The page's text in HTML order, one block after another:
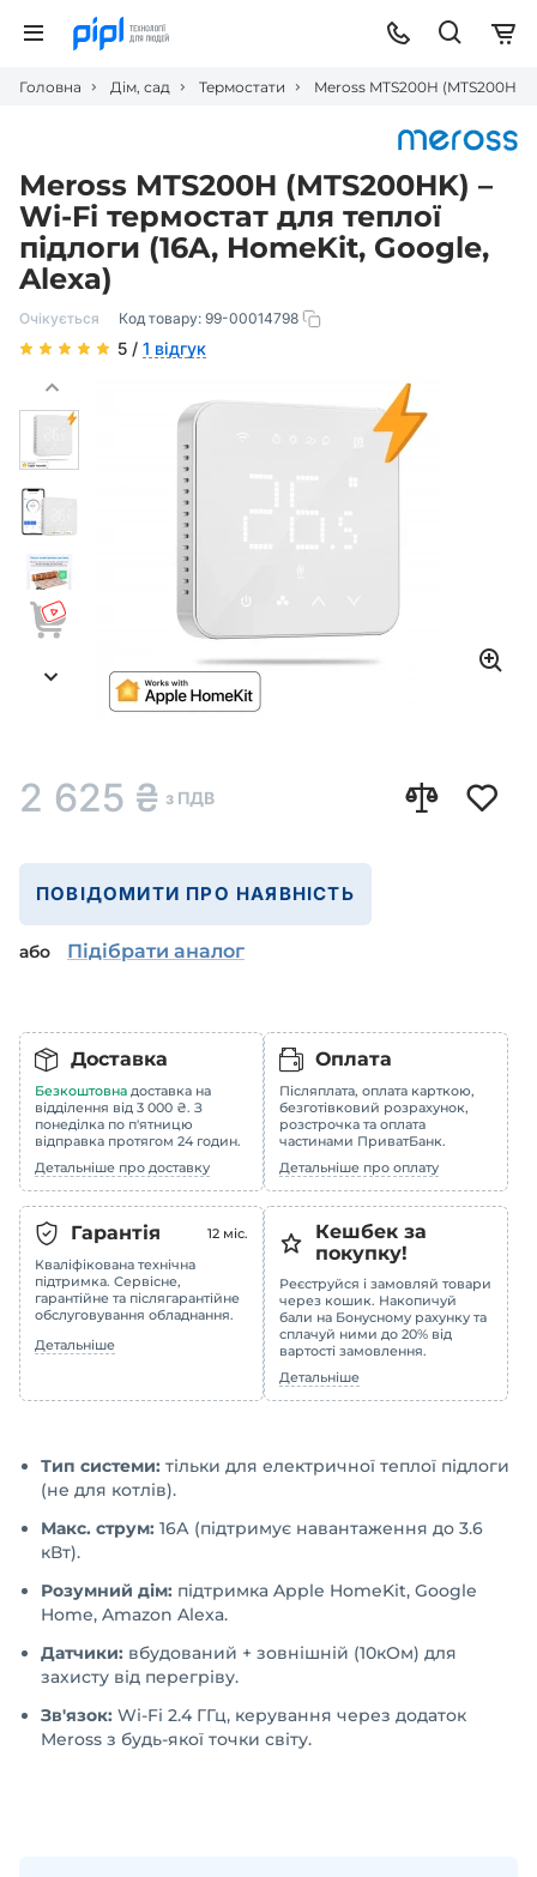
Головна Дім, сад Термостати Meross MTS200H
Meross MTS200H (MTS200HK) –
Wi-Fi термостат для теплої
підлоги (16A, HomeKit, Google,
Alexa)
Очікується Код товару: 99-00014798
5 / 1 відгук
2 625 ₴ з ПДВ
ПОВІДОМИТИ ПРО НАЯВНІСТЬ
або Підібрати аналог
Доставка
Безкоштовна доставка на
відділення від 3 000 ₴. З
понеділка по п'ятницю
відправка протягом 24 годин.
Детальніше про доставку
Оплата
Післяплата, оплата карткою,
безготівковий розрахунок,
розстрочка та оплата
частинами ПриватБанк.
Детальніше про оплату
Гарантія 12 міс.
Кваліфікована технічна
підтримка. Сервісне,
гарантійне та післягарантійне
обслуговування обладнання.
Детальніше
Кешбек за
покупку!
Реєструйся і замовляй товари
через кошик. Накопичуй
бали на Бонусному рахунку та
сплачуй ними до 20% від
вартості замовлення.
Детальніше
Тип системи: тільки для електричної теплої підлоги
(не для котлів).
Макс. струм: 16А (підтримує навантаження до 3.6
кВт).
Розумний дім: підтримка Apple HomeKit, Google
Home, Amazon Alexa.
Датчики: вбудований + зовнішній (10кОм) для
захисту від перегріву.
Зв'язок: Wi-Fi 2.4 ГГц, керування через додаток
Meross з будь-якої точки світу.